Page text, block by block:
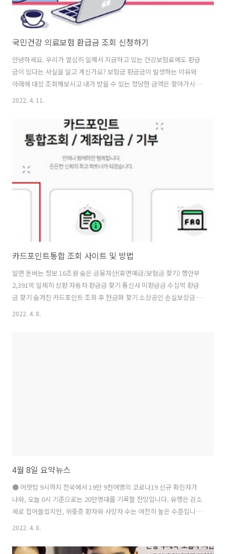
국민건강 의료보험 환급금 조회 신청하기
안녕하세요. 우리가 열심히 일해서 지급하고 있는 건강보험료에도 환급
금이 있다는 사실을 알고 계신가요? 보험금 환급금이 발생하는 이유와
아래에 대상 조회해보시고 내가 받을 수 있는 정당한 금액은 찾아가시는
것을 추천드립니다. 또한 그 외 지원금들도 확인 해보시는 것을 추천 드
행안부 2,391억 일제히 상환 자동차 환급금 찾기 통신사 미환급금 수십
억 환급금 찾기 숨겨진 카드포인트 조회 후 현금화 찾기 소상공인 손실보
상금 찾기 최저금리로 대출하는 방법 총정리 교육급여 교육비 학습특별
지원금 조회 국세환급금(4대보험,지방세) 조회 찾기 국민건강보험이란?
평소에 기금을 마련해 국민에게 보험사고가 생겼을 때 의료서비스를 제
공받을 수 있도록 하기..
2022. 4. 11.
카드포인트통합 조회 사이트 및 방법
알면 돈버는 정보 16조원 숨은 금융자산(휴면예금/보험금 찾기) 행안부
2,391억 일제히 상환 자동차 환급금 찾기 통신사 미환급금 수십억 환급
금 찾기 숨겨진 카드포인트 조회 후 현금화 찾기 소상공인 손실보상금 찾
기 최저금리로 대출하는 방법 총정리 교육급여 교육비 학습특별지원금
2022. 4. 8.
4월 8일 요약뉴스
● 어젯밤 9시까지 전국에서 19만 9천여명의 코로나19 신규 확진자가
나와, 오늘 0시 기준으로는 20만명대를 기록할 전망입니다. 유행은 감소
세로 접어들었지만, 위중증 환자와 사망자 수는 여전히 높은 수준입니다.
● 한덕수 국무총리 후보자의 재산이 10년 만에 40억 원에서 82억 원으
51억 원으로 두 배 이상 증가하는 등 공직을 떠나있던 10년 사이 재산 증
2022. 4. 8.